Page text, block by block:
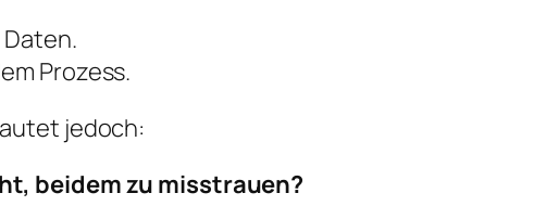
Prozess.
jedoch:
beidem zu misstrauen?